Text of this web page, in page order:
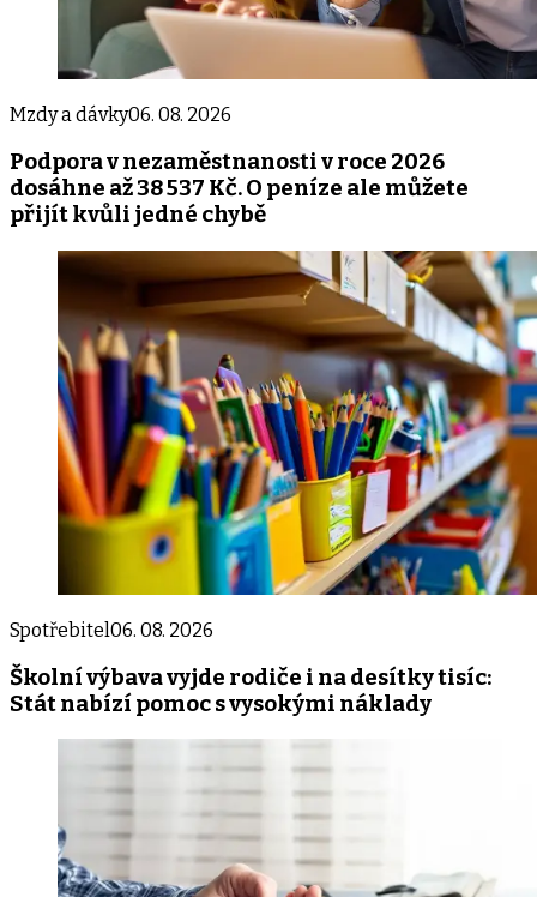
Mzdy a dávky06. 08. 2026
Podpora v nezaměstnanosti v roce 2026
dosáhne až 38 537 Kč. O peníze ale můžete
přijít kvůli jedné chybě
Spotřebitel06. 08. 2026
Školní výbava vyjde rodiče i na desítky tisíc:
Stát nabízí pomoc s vysokými náklady